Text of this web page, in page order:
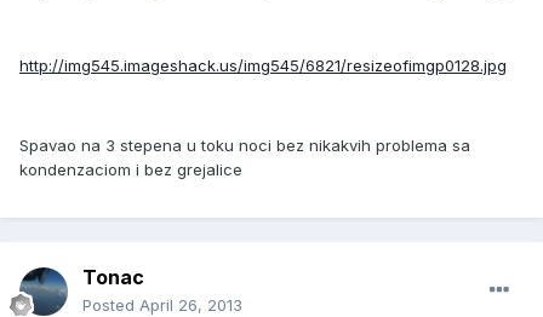
http://img545.imageshack.us/img545/6821/resizeofimgp0128.jpg
Spavao na 3 stepena u toku noci bez nikakvih problema sa
kondenzaciom i bez grejalice
Tonac
Posted April 26, 2013